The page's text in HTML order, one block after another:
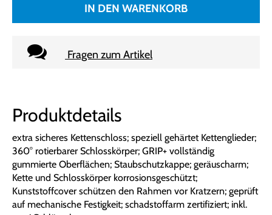
IN DEN WARENKORB
Fragen zum Artikel
Produktdetails
extra sicheres Kettenschloss; speziell gehärtet Kettenglieder;
360° rotierbarer Schlosskörper; GRIP+ vollständig
gummierte Oberflächen; Staubschutzkappe; geräuscharm;
Kette und Schlosskörper korrosionsgeschützt;
Kunststoffcover schützen den Rahmen vor Kratzern; geprüft
auf mechanische Festigkeit; schadstoffarm zertifiziert; inkl.